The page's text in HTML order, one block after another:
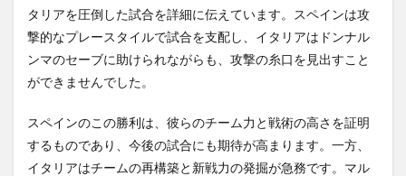
タリアを圧倒した試合を詳細に伝えています。スペインは攻
撃的なプレースタイルで試合を支配し、イタリアはドンナル
ンマのセーブに助けられながらも、攻撃の糸口を見出すこと
ができませんでした。
スペインのこの勝利は、彼らのチーム力と戦術の高さを証明
するものであり、今後の試合にも期待が高まります。一方、
イタリアはチームの再構築と新戦力の発掘が急務です。マル